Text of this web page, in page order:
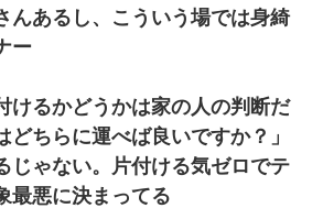
んあるし、こういう場では身綺
ー
けるかどうかは家の人の判断だ
どちらに運べば良いですか？」
じゃない。片付ける気ゼロでテ
最悪に決まってる